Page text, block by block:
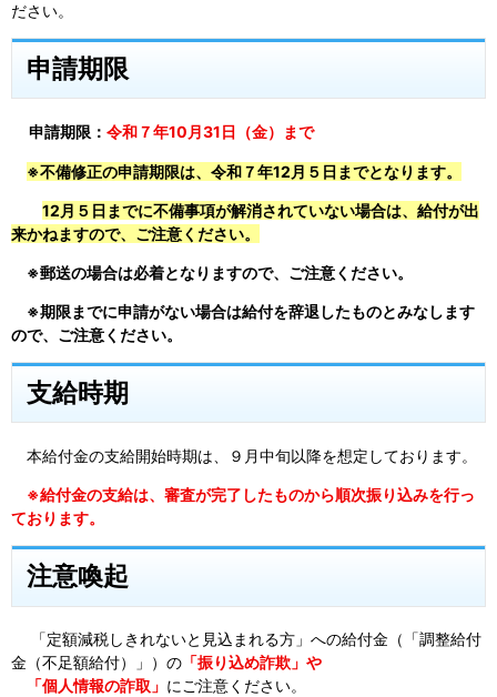
ださい。
申請期限
申請期限： 令和７年10月31日（金）まで
※不備修正の申請期限は、令和７年12月５日までとなります。
12月５日までに不備事項が解消されていない場合は、給付が出
来かねますので、ご注意ください。
※郵送の場合は必着となりますので、ご注意ください。
※期限までに申請がない場合は給付を辞退したものとみなします
ので、ご注意ください。
支給時期
本給付金の支給開始時期は、９月中旬以降を想定しております。
※給付金の支給は、審査が完了したものから順次振り込みを行っ
ております。
注意喚起
「定額減税しきれないと見込まれる方」への給付金（「調整給付
金（不足額給付）」）の 「振り込め詐欺」や
「個人情報の詐取」 にご注意ください。